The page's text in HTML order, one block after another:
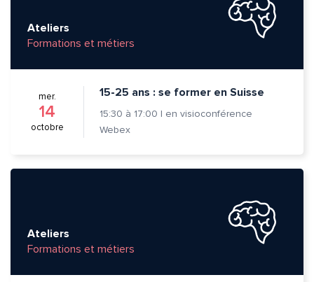
Ateliers
Formations et métiers
mer.
14
octobre
15-25 ans : se former en Suisse
15:30 à 17:00 | en visioconférence
Webex
Ateliers
Formations et métiers